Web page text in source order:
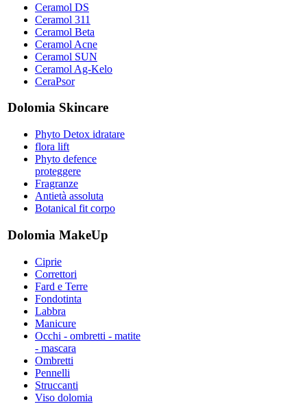
Ceramol DS
Ceramol 311
Ceramol Beta
Ceramol Acne
Ceramol SUN
Ceramol Ag-Kelo
CeraPsor
Dolomia Skincare
Phyto Detox idratare
flora lift
Phyto defence
proteggere
Fragranze
Antietà assoluta
Botanical fit corpo
Dolomia MakeUp
Ciprie
Correttori
Fard e Terre
Fondotinta
Labbra
Manicure
Occhi - ombretti - matite
- mascara
Ombretti
Pennelli
Struccanti
Viso dolomia